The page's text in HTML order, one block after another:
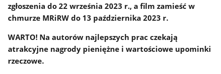
zgłoszenia do 22 września 2023 r., a film zamieść w
chmurze MRiRW do 13 października 2023 r.
WARTO! Na autorów najlepszych prac czekają
atrakcyjne nagrody pieniężne i wartościowe upominki
rzeczowe.